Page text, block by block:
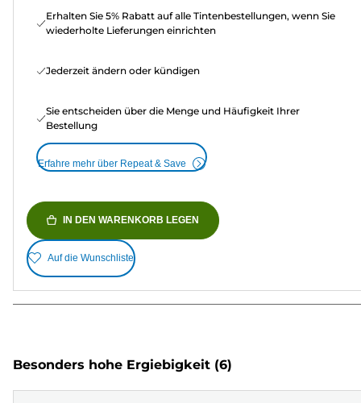
Erhalten Sie 5% Rabatt auf alle Tintenbestellungen, wenn Sie
wiederholte Lieferungen einrichten
Jederzeit ändern oder kündigen
Sie entscheiden über die Menge und Häufigkeit Ihrer
Bestellung
Erfahre mehr über Repeat & Save
IN DEN WARENKORB LEGEN
Auf die Wunschliste
Besonders hohe Ergiebigkeit (6)